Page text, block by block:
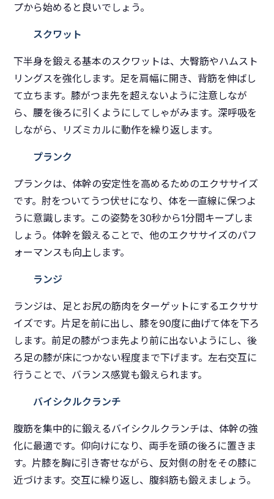
プから始めると良いでしょう。
スクワット
下半身を鍛える基本のスクワットは、大臀筋やハムスト
リングスを強化します。足を肩幅に開き、背筋を伸ばし
て立ちます。膝がつま先を超えないように注意しなが
ら、腰を後ろに引くようにしてしゃがみます。深呼吸を
しながら、リズミカルに動作を繰り返します。
プランク
プランクは、体幹の安定性を高めるためのエクササイズ
です。肘をついてうつ伏せになり、体を一直線に保つよ
うに意識します。この姿勢を30秒から1分間キープしま
しょう。体幹を鍛えることで、他のエクササイズのパフ
ォーマンスも向上します。
ランジ
ランジは、足とお尻の筋肉をターゲットにするエクササ
イズです。片足を前に出し、膝を90度に曲げて体を下ろ
します。前足の膝がつま先より前に出ないようにし、後
ろ足の膝が床につかない程度まで下げます。左右交互に
行うことで、バランス感覚も鍛えられます。
バイシクルクランチ
腹筋を集中的に鍛えるバイシクルクランチは、体幹の強
化に最適です。仰向けになり、両手を頭の後ろに置きま
す。片膝を胸に引き寄せながら、反対側の肘をその膝に
近づけます。交互に繰り返し、腹斜筋も鍛えましょう。